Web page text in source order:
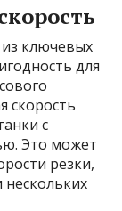
ключевых
для
скорость
с
Это может
резки,